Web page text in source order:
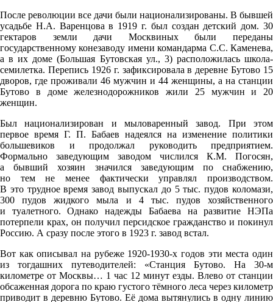
После революции все дачи были национализированы. В бывшей
усадьбе Н.А. Варенцова в 1919 г. был создан детский дом. 30
гектаров земли дачи Москвиных были переданы
государственному конезаводу имени командарма С.С. Каменева,
а в их доме (Большая Бутовская ул., 3) расположилась школа-
семилетка. Перепись 1926 г. зафиксировала в деревне Бутово 15
дворов, где проживали 46 мужчин и 44 женщины, а на станции
Бутово в доме железнодорожников жили 25 мужчин и 20
женщин.
Был национализирован и мыловаренный завод. При этом
первое время Г. П. Бабаев надеялся на изменение политики
большевиков и продолжал руководить предприятием.
Формально заведующим заводом числился К.М. Погосян,
а бывший хозяин значился заведующим по снабжению,
но тем не менее фактически управлял производством.
В это трудное время завод выпускал до 5 тыс. пудов коломази,
300 пудов жидкого мыла и 4 тыс. пудов хозяйственного
и туалетного. Однако надежды Бабаева на развитие НЭПа
потерпели крах, он получил персидское гражданство и покинул
Россию. А сразу после этого в 1923 г. завод встал.
Вот как описывал на рубеже 1920-1930-х годов эти места один
из тогдашних путеводителей: «Станция Бутово. На 30-м
километре от Москвы… 1 час 12 минут езды. Влево от станции
обсаженная дорога по краю густого тёмного леса через километр
приводит в деревню Бутово. Её дома вытянулись в одну линию